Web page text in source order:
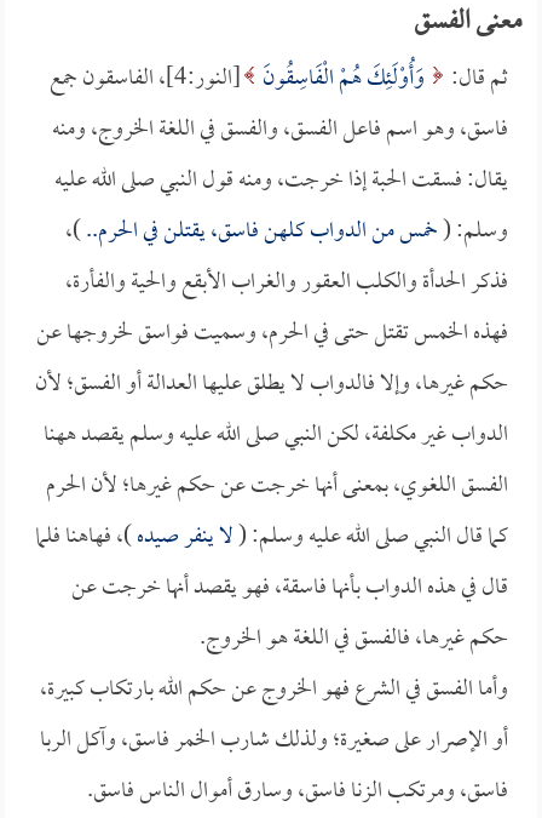
معنى الفسق
ثم قال: وَأُوْلَئِكَ هُمْ الْفَاسِقُونَ
[النور:4]، الفاسقون جمع
فاسق، وهو اسم فاعل الفسق، والفسق في اللغة الخروج، ومنه
يقال: فسقت الحبة إذا خرجت، ومنه قول النبي صلى الله عليه
وسلم: (خمس من الدواب كلهن فاسق، يقتلن في الحرم..)،
فذكر الحدأة والكلب العقور والغراب الأبقع والحية والفأرة،
فهذه الخمس تقتل حتى في الحرم، وسميت فواسق لخروجها عن
حكم غيرها، وإلا فالدواب لا يطلق عليها العدالة أو الفسق؛ لأن
الدواب غير مكلفة، لكن النبي صلى الله عليه وسلم يقصد ههنا
الفسق اللغوي، بمعنى أنها خرجت عن حكم غيرها؛ لأن الحرم
كما قال النبي صلى الله عليه وسلم: (لا ينفر صيده)، فهاهنا فلما
قال في هذه الدواب بأنها فاسقة، فهو يقصد أنها خرجت عن
حكم غيرها، فالفسق في اللغة هو الخروج.
وأما الفسق في الشرع فهو الخروج عن حكم الله بارتكاب كبيرة،
أو الإصرار على صغيرة؛ ولذلك شارب الخمر فاسق، وآكل الربا
فاسق، ومرتكب الزنا فاسق، وسارق أموال الناس فاسق.